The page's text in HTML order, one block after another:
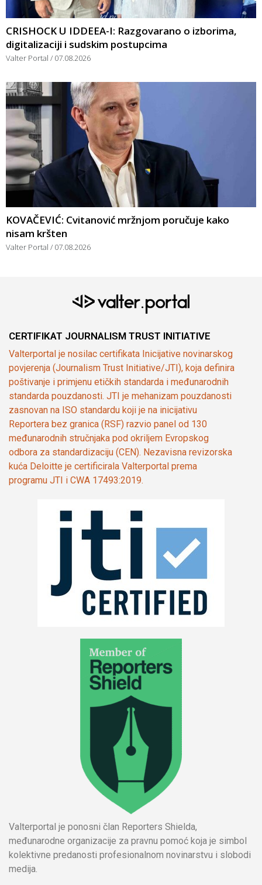
CRISHOCK U IDDEEA-I: Razgovarano o izborima,
digitalizaciji i sudskim postupcima
Valter Portal 07.08.2026
KOVAČEVIĆ: Cvitanović mržnjom poručuje kako
nisam kršten
Valter Portal 07.08.2026
CERTIFIKAT JOURNALISM TRUST INITIATIVE
Valterportal je nosilac certifikata Inicijative novinarskog
povjerenja (Journalism Trust Initiative/JTI), koja definira
poštivanje i primjenu etičkih standarda i međunarodnih
standarda pouzdanosti. JTI je mehanizam pouzdanosti
zasnovan na ISO standardu koji je na inicijativu
Reportera bez granica (RSF) razvio panel od 130
međunarodnih stručnjaka pod okriljem Evropskog
odbora za standardizaciju (CEN). Nezavisna revizorska
kuća Deloitte je certificirala Valterportal prema
programu JTI i CWA 17493:2019.
Valterportal je ponosni član Reporters Shielda,
međunarodne organizacije za pravnu pomoć koja je simbol
kolektivne predanosti profesionalnom novinarstvu i slobodi
medija.